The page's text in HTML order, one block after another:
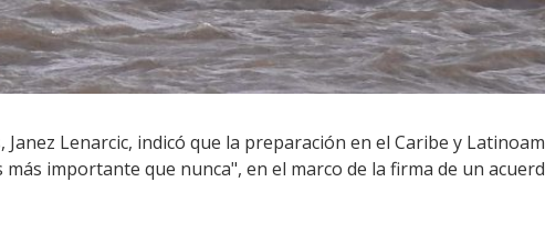
Lenarcic, indicó que la preparación en el Caribe y
importante que nunca", en el marco de la firma de un